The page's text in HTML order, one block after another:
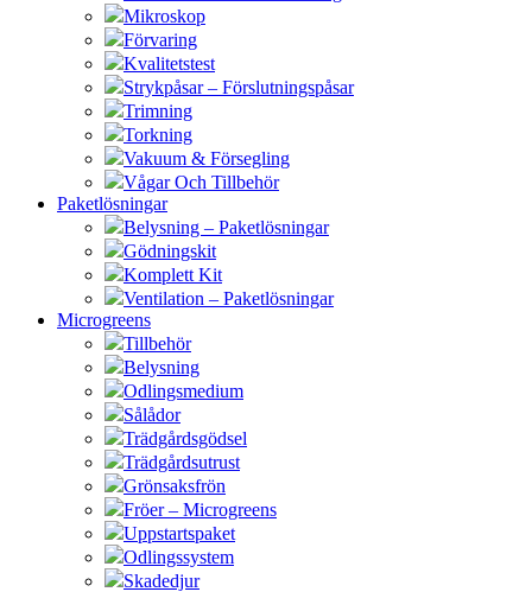
Mikroskop
Förvaring
Kvalitetstest
Strykpåsar – Förslutningspåsar
Trimning
Torkning
Vakuum & Försegling
Vågar Och Tillbehör
Paketlösningar
Belysning – Paketlösningar
Gödningskit
Komplett Kit
Ventilation – Paketlösningar
Microgreens
Tillbehör
Belysning
Odlingsmedium
Sålådor
Trädgårdsgödsel
Trädgårdsutrust
Grönsaksfrön
Fröer – Microgreens
Uppstartspaket
Odlingssystem
Skadedjur